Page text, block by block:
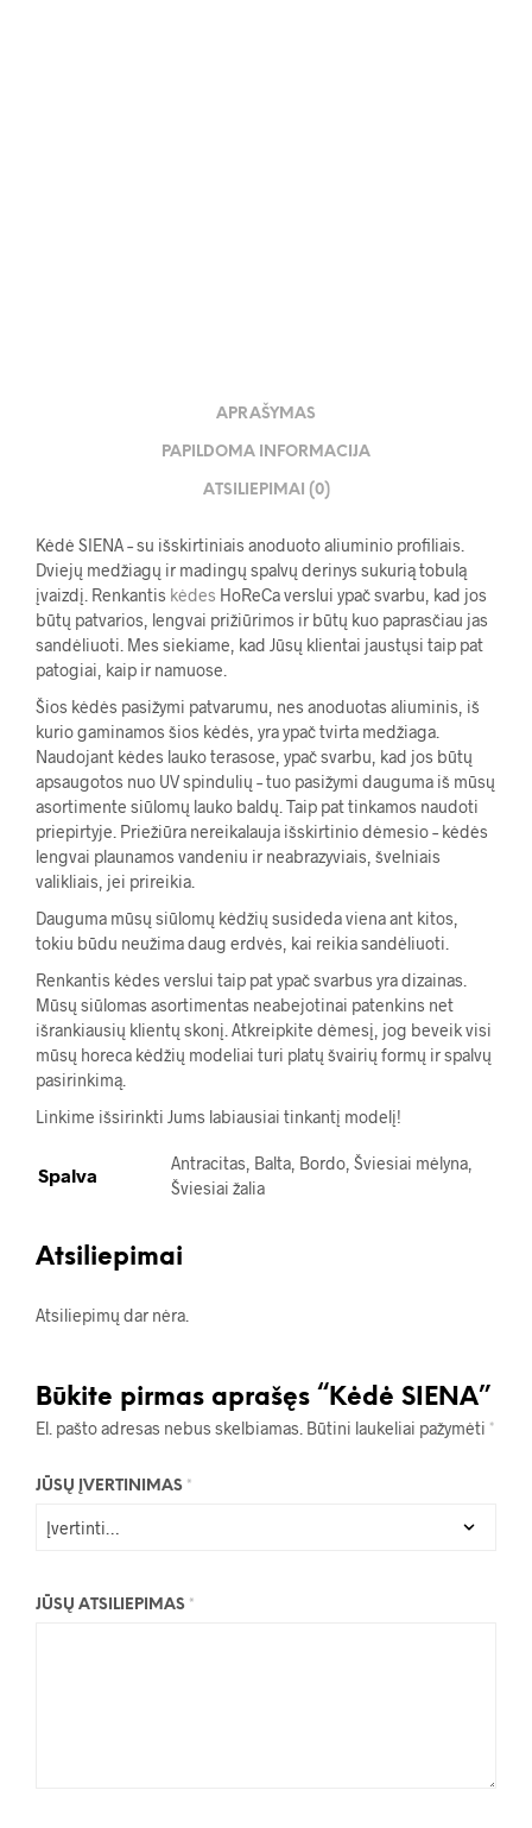
APRAŠYMAS
PAPILDOMA INFORMACIJA
ATSILIEPIMAI (0)
Kėdė SIENA –su išskirtiniais anoduoto aliuminio profiliais.
Dviejų medžiagų ir madingų spalvų derinys sukurią tobulą
įvaizdį. Renkantis kėdes HoReCa verslui ypač svarbu, kad jos
būtų patvarios, lengvai prižiūrimos ir būtų kuo paprasčiau jas
sandėliuoti. Mes siekiame, kad Jūsų klientai jaustųsi taip pat
patogiai, kaip ir namuose.
Šios kėdės pasižymi patvarumu, nes anoduotas aliuminis, iš
kurio gaminamos šios kėdės, yra ypač tvirta medžiaga.
Naudojant kėdes lauko terasose, ypač svarbu, kad jos būtų
apsaugotos nuo UV spindulių – tuo pasižymi dauguma iš mūsų
asortimente siūlomų lauko baldų. Taip pat tinkamos naudoti
priepirtyje. Priežiūra nereikalauja išskirtinio dėmesio – kėdės
lengvai plaunamos vandeniu ir neabrazyviais, švelniais
valikliais, jei prireikia.
Dauguma mūsų siūlomų kėdžių susideda viena ant kitos,
tokiu būdu neužima daug erdvės, kai reikia sandėliuoti.
Renkantis kėdes verslui taip pat ypač svarbus yra dizainas.
Mūsų siūlomas asortimentas neabejotinai patenkins net
išrankiausių klientų skonį. Atkreipkite dėmesį, jog beveik visi
mūsų horeca kėdžių modeliai turi platų švairių formų ir spalvų
pasirinkimą.
Linkime išsirinkti Jums labiausiai tinkantį modelį!
Spalva
Antracitas, Balta, Bordo, Šviesiai mėlyna,
Šviesiai žalia
Atsiliepimai
Atsiliepimų dar nėra.
Būkite pirmas aprašęs “Kėdė SIENA”
El. pašto adresas nebus skelbiamas. Būtini laukeliai pažymėti *
JŪSŲ ĮVERTINIMAS *
JŪSŲ ATSILIEPIMAS *